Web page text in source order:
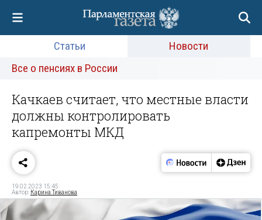
Статьи
Новости
Все о пенсиях в России
Качкаев считает, что местные власти
должны контролировать
капремонты МКД
19.02.2023 15:45
Автор: Карина Тиванова